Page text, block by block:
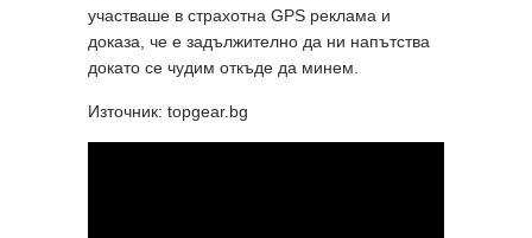
участваше в страхотна GPS реклама и
доказа, че е задължително да ни напътства
докато се чудим откъде да минем.
Източник: topgear.bg